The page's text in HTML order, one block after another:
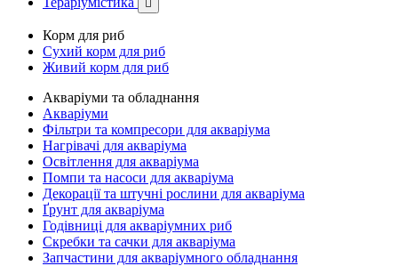

Корм для риб
Сухий корм для риб
Живий корм для риб
Акваріуми та обладнання
Акваріуми
Фільтри та компресори для акваріума
Нагрівачі для акваріума
Освітлення для акваріума
Помпи та насоси для акваріума
Декорації та штучні рослини для акваріума
Ґрунт для акваріума
Годівниці для акваріумних риб
Скребки та сачки для акваріума
Запчастини для акваріумного обладнання